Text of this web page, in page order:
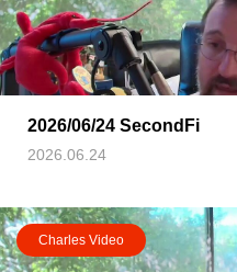
2026/06/24 SecondFi
2026.06.24
Charles Video